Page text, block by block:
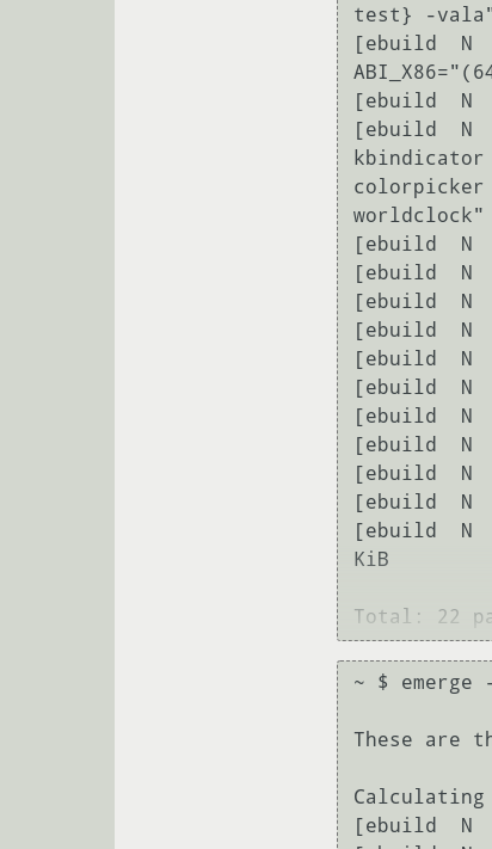
test} -
[ebuild  N
[ebuild  N
[ebuild  N
kbindicator
colorpicker
worldclock"
[ebuild  N
[ebuild  N
[ebuild  N
[ebuild  N
[ebuild  N
[ebuild  N
[ebuild  N
[ebuild  N
[ebuild  N
[ebuild  N
[ebuild  N
KiB
Total: 22
~ $ emerge
These are
Calculating
[ebuild  N